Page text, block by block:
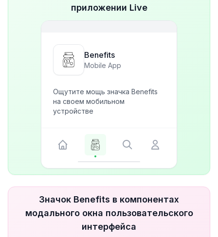
приложении Live
Benefits
Mobile App
Ощутите мощь значка Benefits
на своем мобильном
устройстве
Значок Benefits в компонентах
модального окна пользовательского
интерфейса